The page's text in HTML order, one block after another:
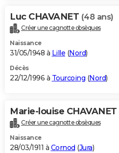
Luc CHAVANET (48 ans)
Créer une cagnotte obsèques
Naissance
31/05/1948 à Lille (Nord)
Décès
22/12/1996 à Tourcoing (Nord)
Marie-louise CHAVANET
Créer une cagnotte obsèques
Naissance
28/03/1911 à Cornod (Jura)